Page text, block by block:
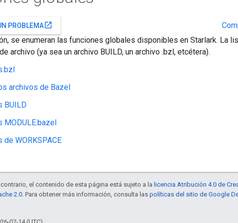
PROBLEMAopen_in_new
se enumeran las funciones globales disponibles en Starlark. La
archivo (ya sea un archivo BUILD, un archivo .bzl, etcétera).
archivos de Bazel
BUILD
MODULE.bazel
de WORKSPACE
el contenido de esta página está sujeto a la licencia Atribución 4.0 de
2.0. Para obtener más información, consulta las políticas del sitio de Google